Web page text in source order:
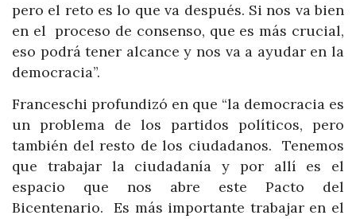
pero el reto es lo que va después. Si nos va bien
en el proceso de consenso, que es más crucial,
eso podrá tener alcance y nos va a ayudar en la
democracia”.
Franceschi profundizó en que “la democracia es
un problema de los partidos políticos, pero
también del resto de los ciudadanos. Tenemos
que trabajar la ciudadanía y por allí es el
espacio que nos abre este Pacto del
Bicentenario. Es más importante trabajar en el